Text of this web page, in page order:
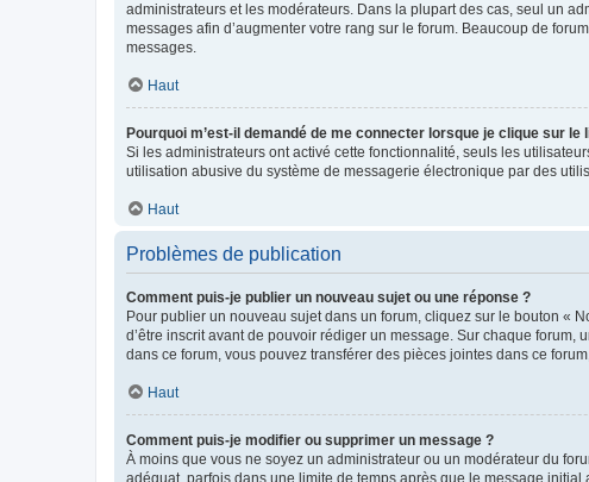
administrateurs et les modérateurs. Dans la plupart des cas, seul un
messages afin d’augmenter votre rang sur le forum. Beaucoup de
messages.
Haut
Pourquoi m’est-il demandé de me connecter lorsque je clique sur
Si les administrateurs ont activé cette fonctionnalité, seuls les
utilisation abusive du système de messagerie électronique par des
Haut
Problèmes de publication
Comment puis-je publier un nouveau sujet ou une réponse ?
Pour publier un nouveau sujet dans un forum, cliquez sur le bouton «
d’être inscrit avant de pouvoir rédiger un message. Sur chaque
dans ce forum, vous pouvez transférer des pièces jointes dans ce
Haut
Comment puis-je modifier ou supprimer un message ?
À moins que vous ne soyez un administrateur ou un modérateur du
adéquat, parfois dans une limite de temps après que le message